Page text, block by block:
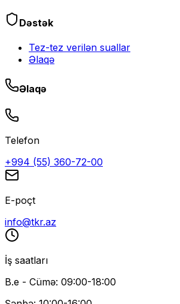
Dəstək
Tez-tez verilən suallar
Əlaqə
Əlaqə
Telefon
+994 (55) 360-72-00
E-poçt
info@tkr.az
İş saatları
B.e - Cümə: 09:00-18:00